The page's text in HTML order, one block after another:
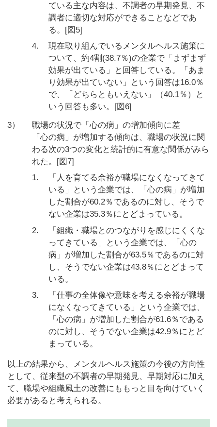
ている主な内容は、不調者の早期発見、不
調者に適切な対応ができることなどであ
る。[図5]
4.
現在取り組んでいるメンタルヘルス施策に
ついて、約4割(38.7％)の企業で「まずまず
効果が出ている」と回答している。「あま
り効果が出ていない」という回答は16.0％
で、「どちらともいえない」（40.1％）と
いう回答も多い。[図6]
3）
職場の状況で「心の病」の増加傾向に差
「心の病」が増加する傾向は、職場の状況に関
わる次の3つの変化と統計的に有意な関係がみら
れた。[図7]
1.
「人を育てる余裕が職場になくなってきて
いる」という企業では、「心の病」が増加
した割合が60.2％であるのに対し、そうで
ない企業は35.3％にとどまっている。
2.
「組織・職場とのつながりを感じにくくな
ってきている」という企業では、「心の
病」が増加した割合が63.5％であるのに対
し、そうでない企業は43.8％にとどまって
いる。
3.
「仕事の全体像や意味を考える余裕が職場
になくなってきている」という企業では、
「心の病」が増加した割合が61.6％である
のに対し、そうでない企業は42.9％にとど
まっている。
以上の結果から、メンタルヘルス施策の今後の方向性
として、従来型の不調者の早期発見、早期対応に加え
て、職場や組織風土の改善にももっと目を向けていく
必要があると考えられる。